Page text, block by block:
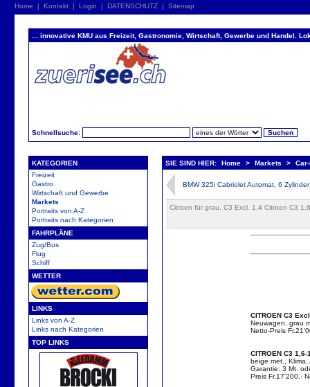
Home | Kontakt | Login | DATENSCHUTZ | Sitemap
... innovative KMU aus Freizeit, Gastronomie, Wirtschaft, Gewerbe und Handel.
Schnellsuche:
KATEGORIEN
Freizeit
Gastro
Wirtschaft und Gewerbe
Markets
Portraits von A-Z
Portraits nach Kategorien
FAHRPLÄNE
Zug/Bus
Flug
Schiff
WETTER
LINKS
Links von A-Z
Links nach Kategorien
TOP LINKS
SIE SIND HIER: Home > Markets >
BMW 325i Cabriolet Automat, 6
Citroen für grau, C3 Excl. 1,4 Citroen C3
CITROEN C3
Neuwagen, grau
Netto-Preis
CITROEN C3 1,6-
beige met., Klima,
Garantie: 3 Mt.
Preis Fr.17'200.-